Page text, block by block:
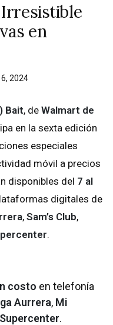
Irresistible
en
2024
Bait, de Walmart de
en la sexta edición
especiales
móvil a precios
disponibles del 7 al
digitales de
, Sam’s Club,
.
costo en telefonía
Aurrera, Mi
.